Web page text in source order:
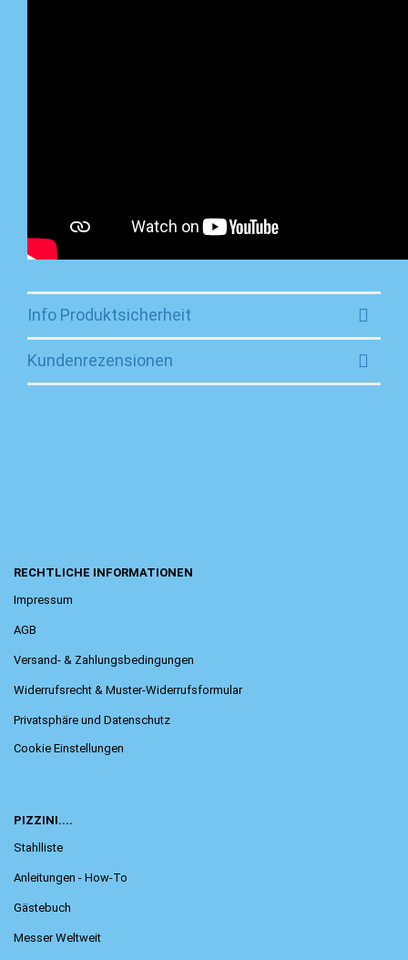
Info Produktsicherheit
Kundenrezensionen
RECHTLICHE INFORMATIONEN
Impressum
AGB
Versand- & Zahlungsbedingungen
Widerrufsrecht & Muster-Widerrufsformular
Privatsphäre und Datenschutz
Cookie Einstellungen
PIZZINI....
Stahlliste
Anleitungen - How-To
Gästebuch
Messer Weltweit